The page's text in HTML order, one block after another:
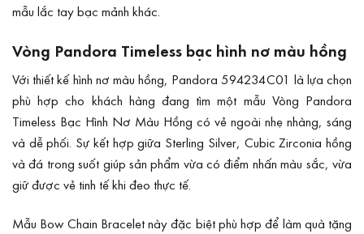
mẫu lắc tay bạc mảnh khác.
Vòng Pandora Timeless bạc hình nơ màu hồng
Với thiết kế hình nơ màu hồng, Pandora 594234C01 là lựa chọn
phù hợp cho khách hàng đang tìm một mẫu Vòng Pandora
Timeless Bạc Hình Nơ Màu Hồng có vẻ ngoài nhẹ nhàng, sáng
và dễ phối. Sự kết hợp giữa Sterling Silver, Cubic Zirconia hồng
và đá trong suốt giúp sản phẩm vừa có điểm nhấn màu sắc, vừa
giữ được vẻ tinh tế khi đeo thực tế.
Mẫu Bow Chain Bracelet này đặc biệt phù hợp để làm quà tặng